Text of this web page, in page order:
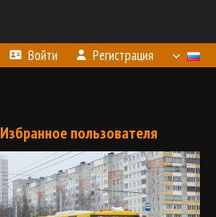
Войти Регистрация
Избранное пользователя